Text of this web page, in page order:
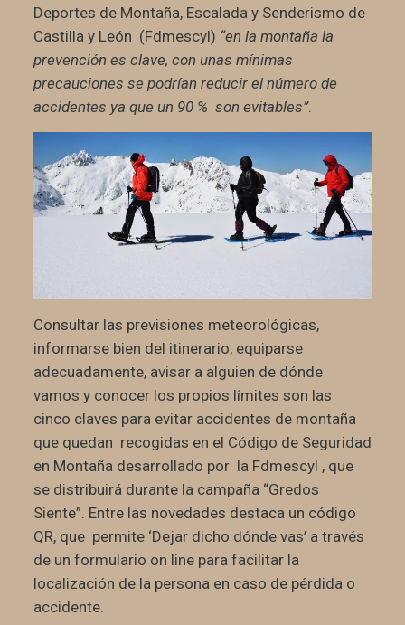
Deportes de Montaña, Escalada y Senderismo de
Castilla y León (Fdmescyl) “en la montaña la
prevención es clave, con unas mínimas
precauciones se podrían reducir el número de
accidentes ya que un 90 % son evitables”.
Consultar las previsiones meteorológicas,
informarse bien del itinerario, equiparse
adecuadamente, avisar a alguien de dónde
vamos y conocer los propios límites son las
cinco claves para evitar accidentes de montaña
que quedan recogidas en el Código de Seguridad
en Montaña desarrollado por la Fdmescyl , que
se distribuirá durante la campaña “Gredos
Siente”. Entre las novedades destaca un código
QR, que permite ‘Dejar dicho dónde vas’ a través
de un formulario on line para facilitar la
localización de la persona en caso de pérdida o
accidente.